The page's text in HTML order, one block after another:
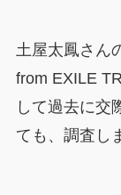
土屋太鳳さん
from EXILE
して過去に交
ても、調査し